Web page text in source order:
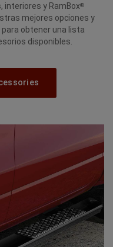
interiores y RamBox®
mejores opciones y
obtener una lista
disponibles.